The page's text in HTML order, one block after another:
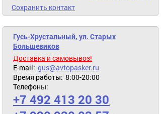
Сохранить контакт
Гусь-Хрустальный, ул. Старых
Большевиков
Доставка и самовывоз!
E-mail: gus@avtopasker.ru
Время работы: 8:00-20:00
Телефоны:
+7 492 413 20 30,